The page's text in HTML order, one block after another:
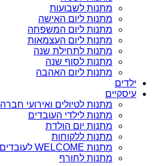
מתנות לשבועות
מתנות ליום האישה
מתנות ליום המשפחה
מתנות ליום העצמאות
מתנות לתחילת שנה
מתנות לסוף שנה
מתנות ליום האהבה
ילדים
עיסקיים
מתנות לטיולים ואירועי חברה
מתנות לילדי העובדים
מתנות יום הולדת
מתנות ללקוחות
מתנות WELCOME לעובדים
מתנות לחורף